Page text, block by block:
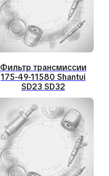
Фильтр трансмиссии
175-49-11580 Shantui
SD23 SD32